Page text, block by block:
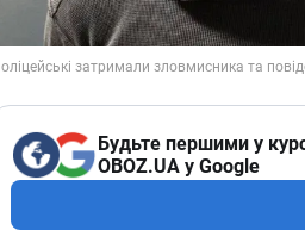
Будьте першими у
OBOZ.UA у Google